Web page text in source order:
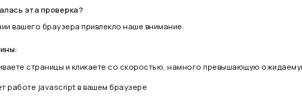
эта проверка?
вашего браузера привлекло наше внимание.
страницы и кликаете со скоростью, намного превышающую
работе javascript в вашем браузере